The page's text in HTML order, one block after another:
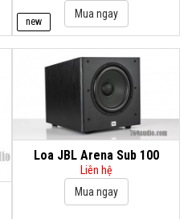
new
Loa JBL Arena Sub 100
Liên hệ